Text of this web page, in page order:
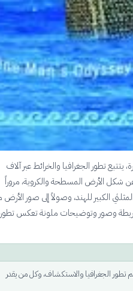
تطور الجغرافيا والخرائط عبر آلاف
شكل الأرض المسطحة والكروية، مروراً
الكبير للهند، وصولاً إلى صور
عبر مهمة أبولو 8. يجمع الكتاب بين حوالي 150 خريطة وصور وتوضيحات ملونة
تطور الجغرافيا والاستكشاف، وكل من يقدر